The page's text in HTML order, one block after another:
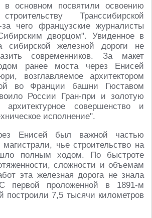
в основном посвятили освоению
Транссибирской
чего французские журналисты
дворцом". Увиденное в
сибирской железной дороги не
современников. За макет
ранее моста через Енисей
возглавляемое архитектором
во Франции башни Гюставом
России Гран-при и золотую
совершенство и
исполнение".
Енисей был важной частью
магистрали, чье строительство на
полным ходом. По быстроте
сложности и объемам
эта железная дорога не знала
первой проложенной в 1891-м
построили 7,5 тысячи километров